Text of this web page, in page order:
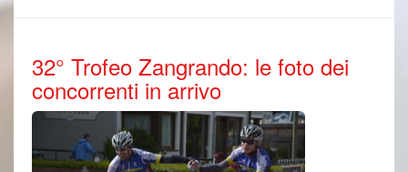
32° Trofeo Zangrando: le foto dei
concorrenti in arrivo